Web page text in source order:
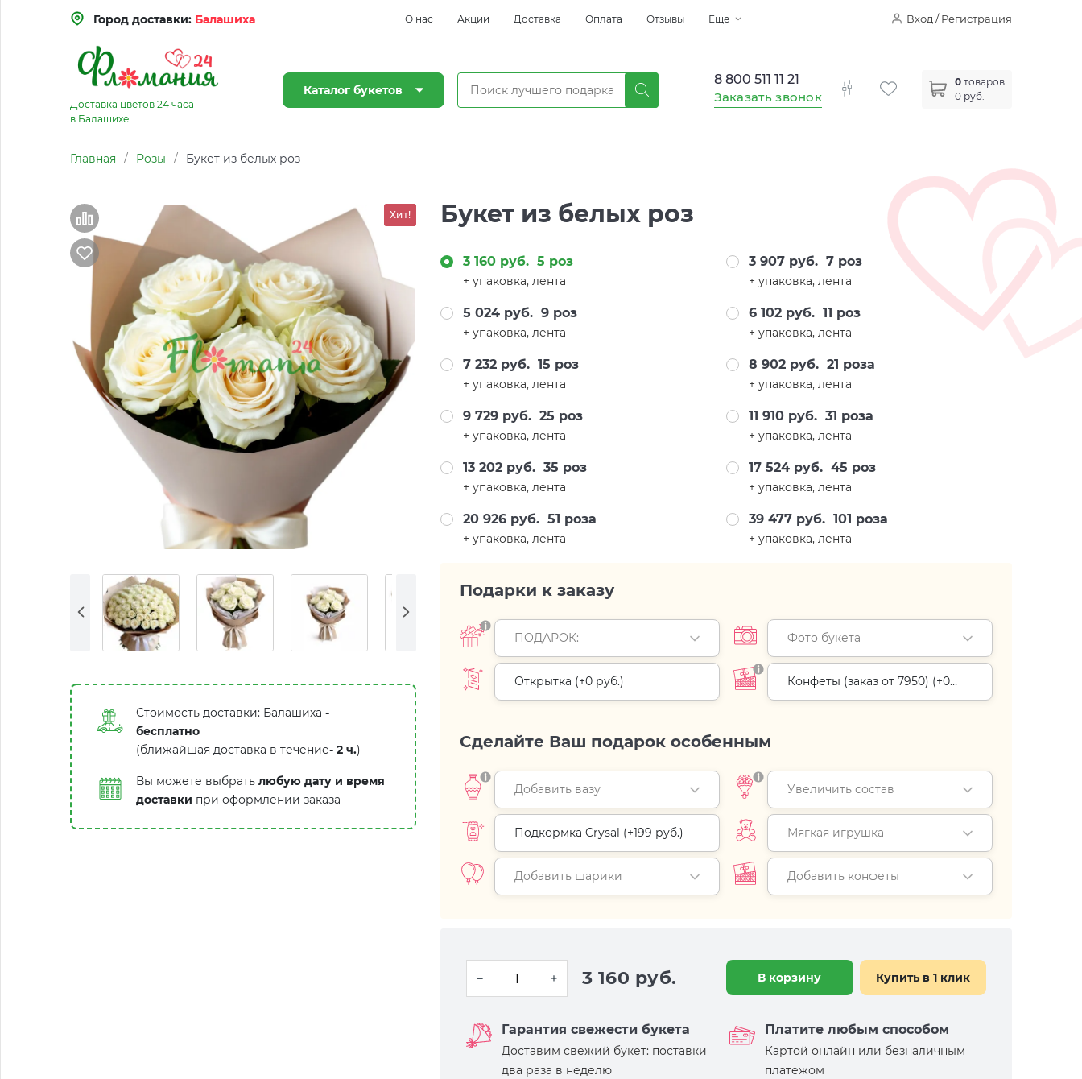
Вход / Регистрация
Город доставки: Балашиха О нас Акции Доставка Оплата Отзывы Еще
0 товаров
0 руб.
8 800 511 11 21
Заказать звонок
Доставка цветов 24 часа
в Балашихе
Каталог букетов
Главная / Розы / Букет из белых роз
Хит!
Стоимость доставки: Балашиха -
бесплатно
(ближайшая доставка в течение- 2 ч.)
Вы можете выбрать любую дату и время
доставки при оформлении заказа
Букет из белых роз
3 160 руб. 5 роз
+ упаковка, лента
3 907 руб. 7 роз
+ упаковка, лента
5 024 руб. 9 роз
+ упаковка, лента
6 102 руб. 11 роз
+ упаковка, лента
7 232 руб. 15 роз
+ упаковка, лента
8 902 руб. 21 роза
+ упаковка, лента
9 729 руб. 25 роз
+ упаковка, лента
11 910 руб. 31 роза
+ упаковка, лента
13 202 руб. 35 роз
+ упаковка, лента
17 524 руб. 45 роз
+ упаковка, лента
20 926 руб. 51 роза
+ упаковка, лента
39 477 руб. 101 роза
+ упаковка, лента
Подарки к заказу
ПОДАРОК: Фото букета
Открытка (+0 руб.) Конфеты (заказ от 7950) (+0
руб.)
Сделайте Ваш подарок особенным
Добавить вазу Увеличить состав
Подкормка Crysal (+199 руб.) Мягкая игрушка
Добавить шарики Добавить конфеты
3 160 руб. В корзину Купить в 1 клик
Гарантия свежести букета
Доставим свежий букет: поставки
два раза в неделю
Платите любым способом
Картой онлайн или безналичным
платежом